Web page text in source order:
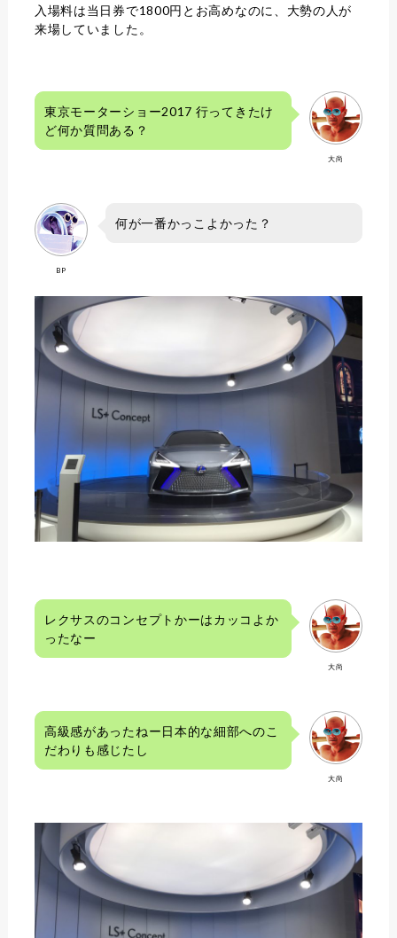
入場料は当日券で1800円とお高めなのに、大勢の人が
来場していました。
大尚
東京モーターショー2017 行ってきたけ
ど何か質問ある？
BP
何が一番かっこよかった？
大尚
レクサスのコンセプトかーはカッコよか
ったなー
大尚
高級感があったねー日本的な細部へのこ
だわりも感じたし